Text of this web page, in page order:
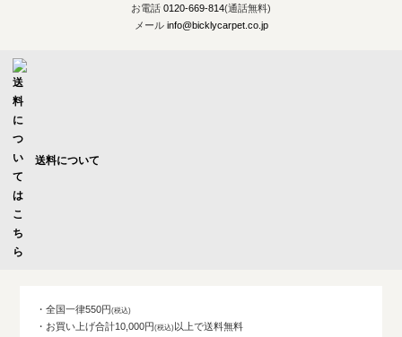
お電話 0120-669-814(通話無料)
メール info@bicklycarpet.co.jp
送料について
・全国一律550円
・お買い上げ合計10,000円
以上で送料無料